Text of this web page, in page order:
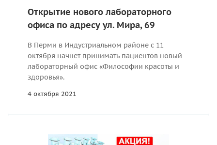
Открытие нового лабораторного
офиса по адресу ул. Мира, 69
В Перми в Индустриальном районе с 11
октября начнет принимать пациентов новый
лабораторный офис «Философии красоты и
здоровья».
4 октября 2021